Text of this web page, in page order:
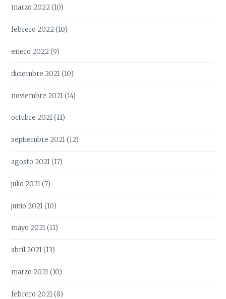
marzo 2022(10)
febrero 2022(10)
enero 2022(9)
diciembre 2021(10)
noviembre 2021(14)
octubre 2021(11)
septiembre 2021(12)
agosto 2021(17)
julio 2021(7)
junio 2021(10)
mayo 2021(11)
abril 2021(13)
marzo 2021(10)
febrero 2021(8)